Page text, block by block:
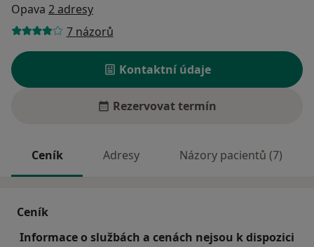
Opava 2 adresy
7 názorů
Kontaktní údaje
Rezervovat termín
Ceník Adresy Názory pacientů (7)
Ceník
Informace o službách a cenách nejsou k dispozici